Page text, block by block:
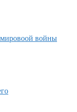
мировоой войны